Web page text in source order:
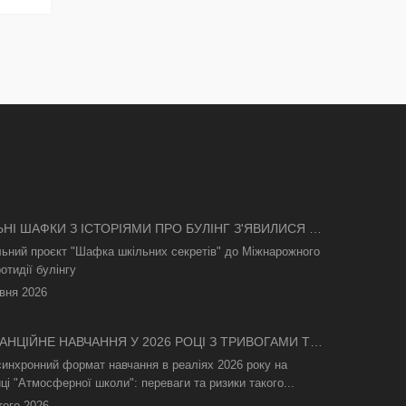
ШАФКИ З ІСТОРІЯМИ ПРО БУЛІНГ З'ЯВИЛИСЯ В
проєкт "Шафка шкільних секретів" до Міжнарожного
булінгу
2026
НАВЧАННЯ У 2026 РОЦІ З ТРИВОГАМИ ТА
ЯК АСИНХРОННИЙ ФОРМАТ РЯТУЄ
ПРОЦЕС
формат навчання в реаліях 2026 року на
"Атмосферної школи": переваги та ризики такого...